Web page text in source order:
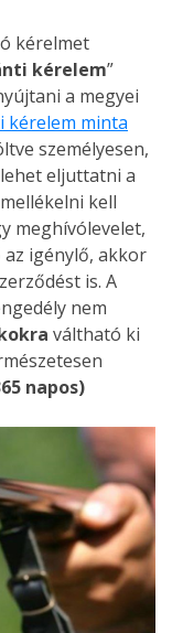
kérelmet
kérelem”
a megyei
kérelem minta
személyesen,
eljuttatni a
kell
meghívólevelet,
az igénylő, akkor
is. A
nem
váltható ki
napos)